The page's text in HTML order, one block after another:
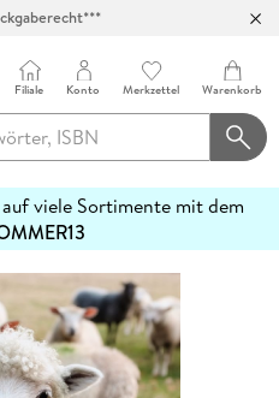
Filiale Konto Merkzettel Warenkorb
viele Sortimente mit dem